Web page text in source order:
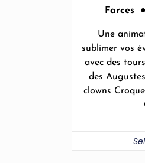
Farces
Une
sublimer vos
avec des
des
clowns